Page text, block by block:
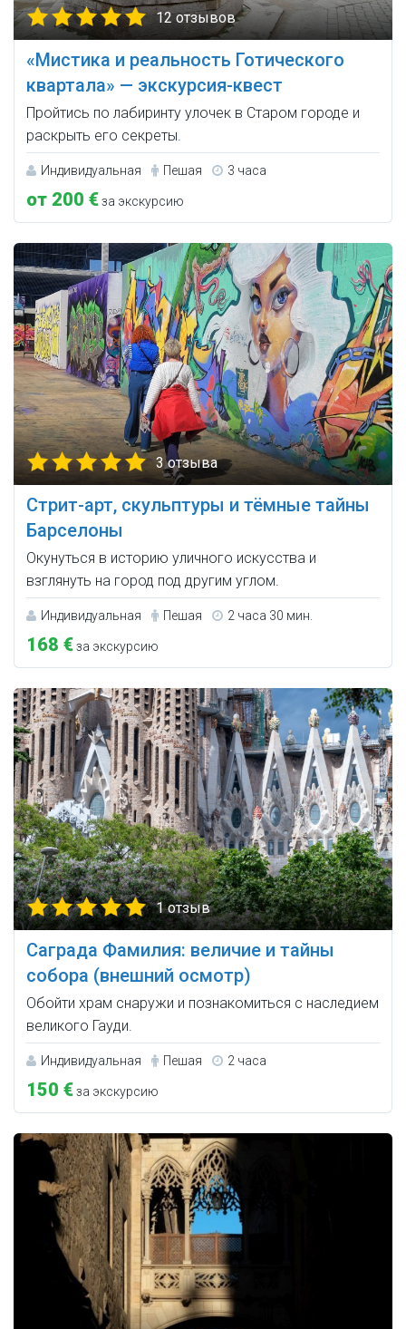
12 отзывов
«Мистика и реальность Готического
квартала» — экскурсия-квест
Пройтись по лабиринту улочек в Старом городе и
раскрыть его секреты.
Индивидуальная Пешая 3 часа
от 200 €за экскурсию
3 отзыва
Стрит-арт, скульптуры и тёмные тайны
Барселоны
Окунуться в историю уличного искусства и
взглянуть на город под другим углом.
Индивидуальная Пешая 2 часа 30 мин.
168 €за экскурсию
1 отзыв
Саграда Фамилия: величие и тайны
собора (внешний осмотр)
Обойти храм снаружи и познакомиться с наследием
великого Гауди.
Индивидуальная Пешая 2 часа
150 €за экскурсию